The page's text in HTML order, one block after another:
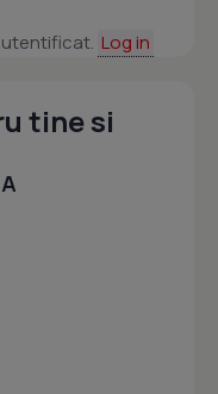
Log in
tine si